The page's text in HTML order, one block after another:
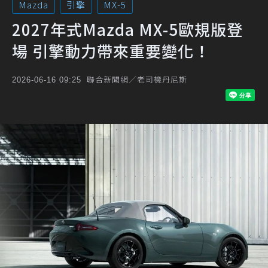
Mazda 引擎 MX-5
2027年式Mazda MX-5歐規版登
場 引擎動力帶來重要變化！
2026-06-16 09:25 聯合新聞網／老司機丹尼斯